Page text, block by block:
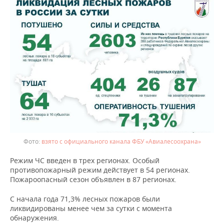
ХОККЕЙ С МЯЧОМ
ПРОИСШЕСТВИЯ
взято с официального канала ФБУ «Авиалесоохрана»
Режим ЧС введен в трех регионах. Особый
противопожарный режим действует в 54 регионах.
Пожароопасный сезон объявлен в 87 регионах.
С начала года 71,3% лесных пожаров были
ликвидированы менее чем за сутки с момента
обнаружения.